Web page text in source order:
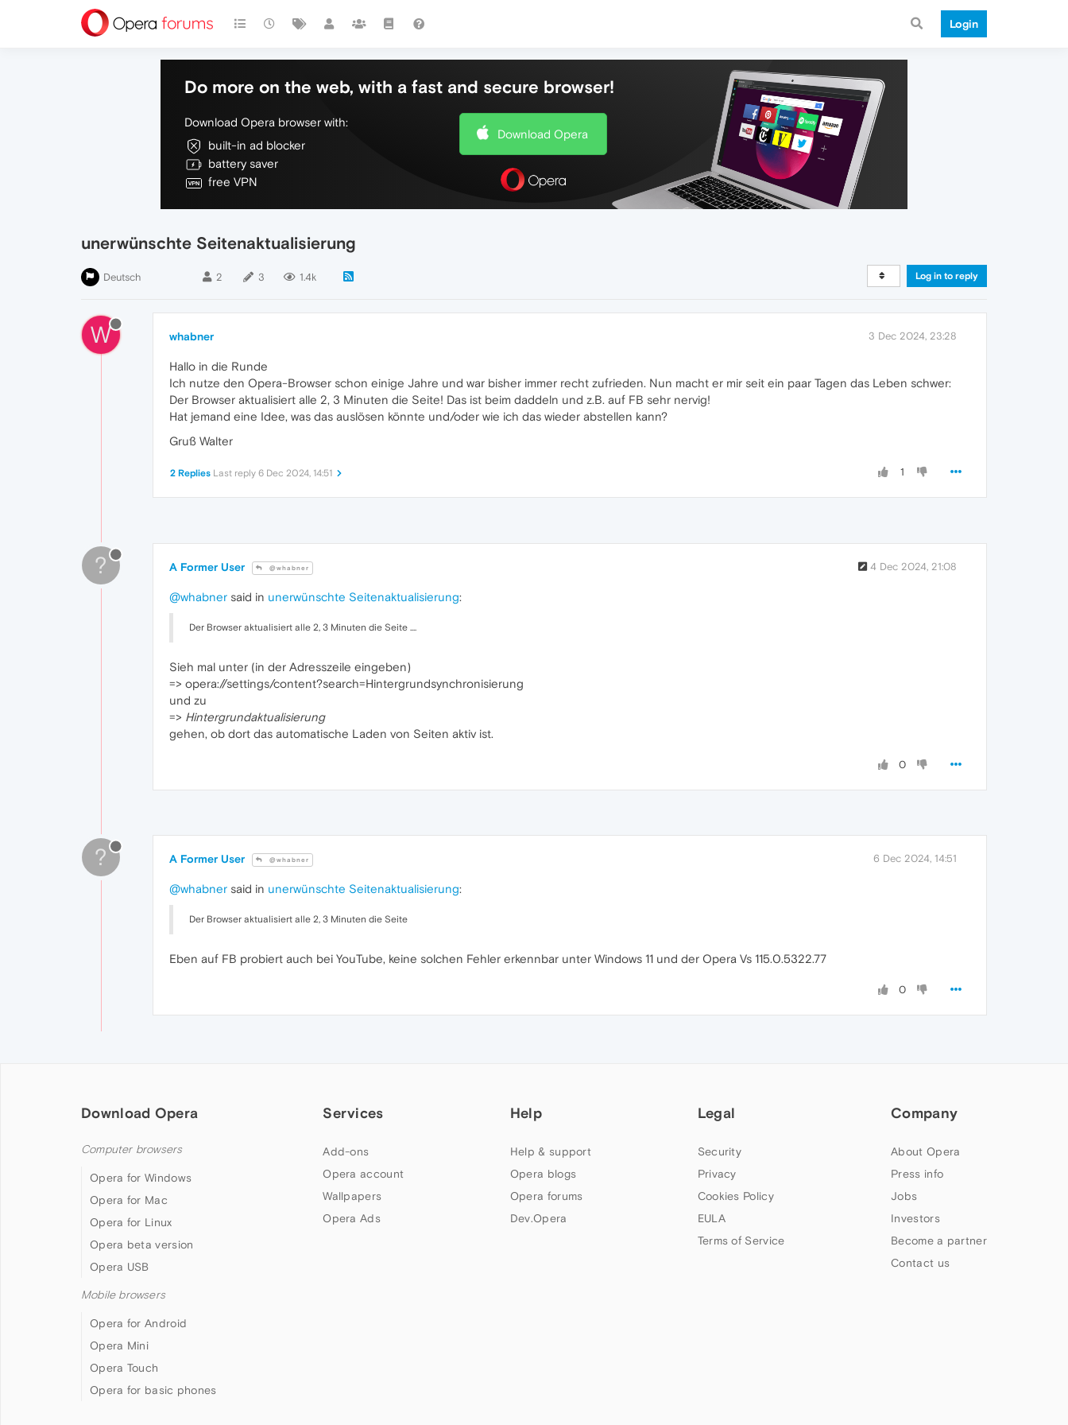
Login
Do more on the web, with a fast and secure browser!
Download Opera browser with:
built-in ad blocker
battery saver
free VPN
Download Opera
unerwünschte Seitenaktualisierung
Deutsch 2 3 1.4k Log in to reply
W whabner 3 Dec 2024, 23:28
Hallo in die Runde
Ich nutze den Opera-Browser schon einige Jahre und war bisher immer recht zufrieden. Nun macht er mir seit ein paar Tagen das Leben schwer:
Der Browser aktualisiert alle 2, 3 Minuten die Seite! Das ist beim daddeln und z.B. auf FB sehr nervig!
Hat jemand eine Idee, was das auslösen könnte und/oder wie ich das wieder abstellen kann?
Gruß Walter
1
2 Replies Last reply 6 Dec 2024, 14:51
? A Former User @whabner 4 Dec 2024, 21:08
@whabner said in unerwünschte Seitenaktualisierung:
Der Browser aktualisiert alle 2, 3 Minuten die Seite ....
Sieh mal unter (in der Adresszeile eingeben)
=> opera://settings/content?search=Hintergrundsynchronisierung
und zu
=> Hintergrundaktualisierung
gehen, ob dort das automatische Laden von Seiten aktiv ist.
0
? A Former User @whabner 6 Dec 2024, 14:51
@whabner said in unerwünschte Seitenaktualisierung:
Der Browser aktualisiert alle 2, 3 Minuten die Seite
Eben auf FB probiert auch bei YouTube, keine solchen Fehler erkennbar unter Windows 11 und der Opera Vs 115.0.5322.77
0
Download Opera
Computer browsers
Opera for Windows
Opera for Mac
Opera for Linux
Opera beta version
Opera USB
Mobile browsers
Opera for Android
Opera Mini
Opera Touch
Opera for basic phones
Services
Add-ons
Opera account
Wallpapers
Opera Ads
Help
Help & support
Opera blogs
Opera forums
Dev.Opera
Legal
Security
Privacy
Cookies Policy
EULA
Terms of Service
Company
About Opera
Press info
Jobs
Investors
Become a partner
Contact us